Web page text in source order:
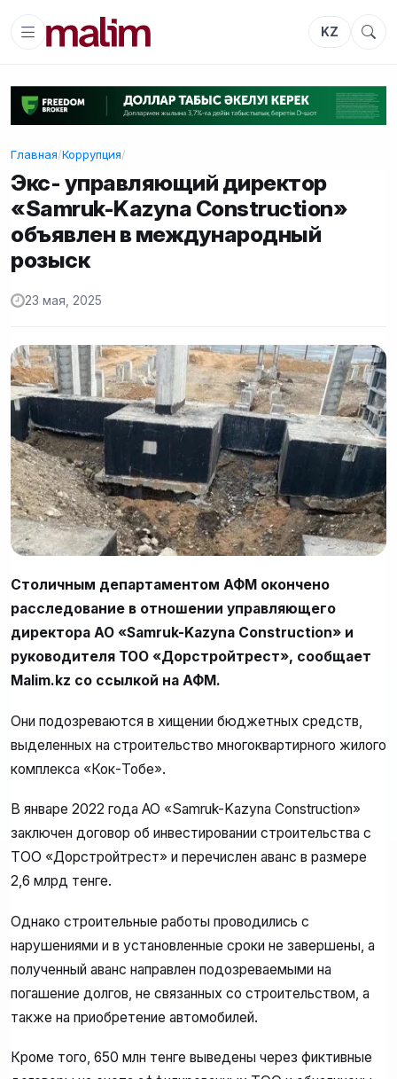
KZ
Главная/Коррупция/
Экс- управляющий директор
«Samruk-Kazyna Construction»
объявлен в международный
розыск
23 мая, 2025
Столичным департаментом АФМ окончено
расследование в отношении управляющего
директора АО «Samruk-Kazyna Construction» и
руководителя ТОО «Дорстройтрест», сообщает
Malim.kz со ссылкой на АФМ.
Они подозреваются в хищении бюджетных средств,
выделенных на строительство многоквартирного жилого
комплекса «Кок-Тобе».
В январе 2022 года АО «Samruk-Kazyna Construction»
заключен договор об инвестировании строительства с
ТОО «Дорстройтрест» и перечислен аванс в размере
2,6 млрд тенге.
Однако строительные работы проводились с
нарушениями и в установленные сроки не завершены, а
полученный аванс направлен подозреваемыми на
погашение долгов, не связанных со строительством, а
также на приобретение автомобилей.
Кроме того, 650 млн тенге выведены через фиктивные